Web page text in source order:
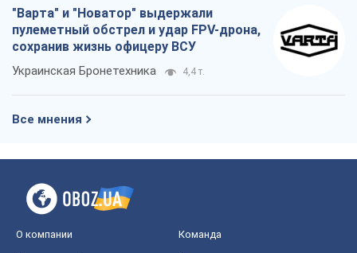
"Варта" и "Новатор" выдержали
пулеметный обстрел и удар FPV-дрона,
сохранив жизнь офицеру ВСУ
Украинская Бронетехника 4,4 т.
Все мнения
О компании Команда